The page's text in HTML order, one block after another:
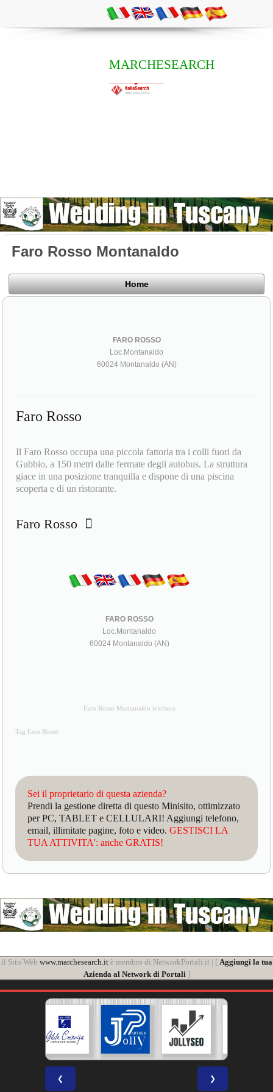
MARCHESEARCH
Faro Rosso Montanaldo
Home
FARO ROSSO
Loc.Montanaldo
60024 Montanaldo (AN)
Faro Rosso
Il Faro Rosso occupa una piccola fattoria tra i colli fuori da
Gubbio, a 150 metri dalle fermate degli autobus. La struttura
giace in una posizione tranquilla e dispone di una piscina
scoperta e di un ristorante.
Faro Rosso
FARO ROSSO
Loc.Montanaldo
60024 Montanaldo (AN)
Faro Rosso Montanaldo telefono
Tag Faro Rosso
Sei il proprietario di questa azienda?
Prendi la gestione diretta di questo Minisito, ottimizzato
per PC, TABLET e CELLULARI! Aggiungi telefono,
email, illimitate pagine, foto e video.GESTISCI LA
TUA ATTIVITA': anche GRATIS!
il Sito Web www.marchesearch.itè membro di NetworkPortali.it | [ Aggiungi la tua
Azienda al Network di Portali]
❮ ❯